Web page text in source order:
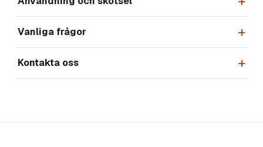
Vanliga frågor
Kontakta oss